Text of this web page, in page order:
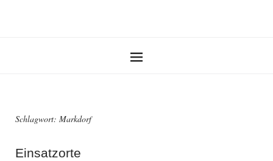
Schlagwort: Markdorf
Einsatzorte